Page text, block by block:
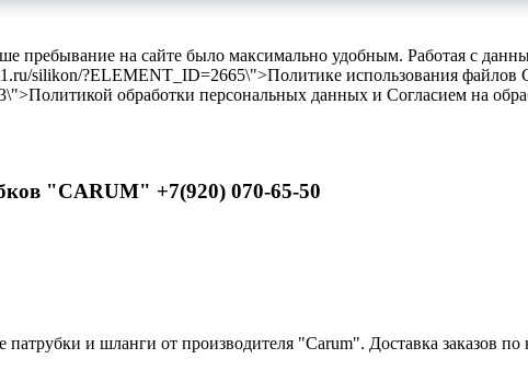
пребывание на сайте было максимально удобным. Работая с
silikon/?ELEMENT_ID=2665\">Политике использования файлов
обработки персональных данных и Согласием на
"CARUM" +7(920) 070-65-50
и шланги от производителя "Carum". Доставка заказов по